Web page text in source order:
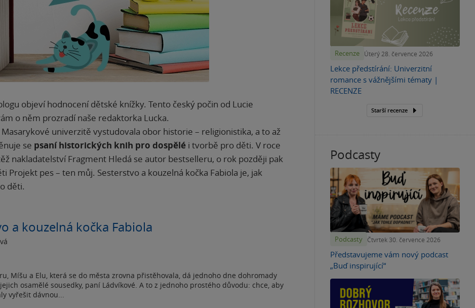
objeví hodnocení dětské knížky. Tento český počin od Lucie
o něm prozradí naše redaktorka Lucka.
univerzitě vystudovala obor historie – religionistika, a to až
se psaní historických knih pro dospělé i tvorbě pro děti. V roce
nakladatelství Fragment Hledá se autor bestselleru, o rok později pak
pes – ten můj. Sesterstvo a kouzelná kočka Fabiola je, jak
děti.
a kouzelná kočka Fabiola
Míšu a Elu, která se do města zrovna přistěhovala, dá jednoho dne dohromady
osamělé sousedky, paní Ládvíkové. A to z jednoho prostého důvodu: chce, aby
vyřešit dávnou...
Recenze Úterý 28. července 2026
Lekce předstírání: Univerzitní
romance s vážnějšími tématy |
RECENZE
Starší recenze
Podcasty
Podcasty Čtvrtek 30. července 2026
Představujeme vám nový podcast
„Buď inspirující“